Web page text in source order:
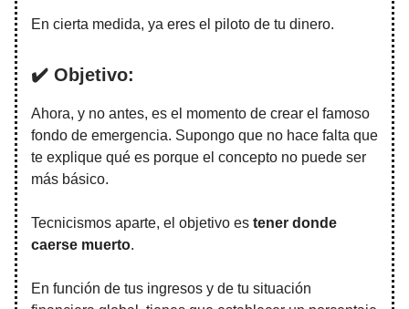
En cierta medida, ya eres el piloto de tu dinero.
✔️ Objetivo:
Ahora, y no antes, es el momento de crear el famoso
fondo de emergencia. Supongo que no hace falta que
te explique qué es porque el concepto no puede ser
más básico.
Tecnicismos aparte, el objetivo es tener donde
caerse muerto.
En función de tus ingresos y de tu situación